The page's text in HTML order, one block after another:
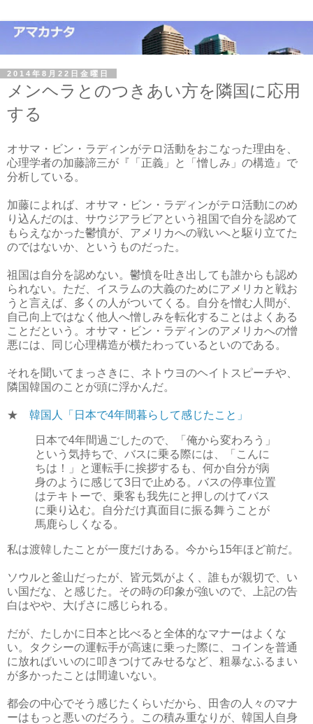
2014年8月22日金曜日
メンヘラとのつきあい方を隣国に応用
する
オサマ・ビン・ラディンがテロ活動をおこなった理由を、
心理学者の加藤諦三が『「正義」と「憎しみ」の構造』で
分析している。
加藤によれば、オサマ・ビン・ラディンがテロ活動にのめ
り込んだのは、サウジアラビアという祖国で自分を認めて
もらえなかった鬱憤が、アメリカへの戦いへと駆り立てた
のではないか、というものだった。
祖国は自分を認めない。鬱憤を吐き出しても誰からも認め
られない。ただ、イスラムの大義のためにアメリカと戦お
うと言えば、多くの人がついてくる。自分を憎む人間が、
自己向上ではなく他人へ憎しみを転化することはよくある
ことだという。オサマ・ビン・ラディンのアメリカへの憎
悪には、同じ心理構造が横たわっているといのである。
それを聞いてまっさきに、ネトウヨのヘイトスピーチや、
隣国韓国のことが頭に浮かんだ。
★ 韓国人「日本で4年間暮らして感じたこと」
日本で4年間過ごしたので、「俺から変わろう」
という気持ちで、バスに乗る際には、「こんに
ちは！」と運転手に挨拶するも、何か自分が病
身のように感じて3日で止める。バスの停車位置
はテキトーで、乗客も我先にと押しのけてバス
に乗り込む。自分だけ真面目に振る舞うことが
馬鹿らしくなる。
私は渡韓したことが一度だけある。今から15年ほど前だ。
ソウルと釜山だったが、皆元気がよく、誰もが親切で、い
い国だな、と感じた。その時の印象が強いので、上記の告
白はやや、大げさに感じられる。
だが、たしかに日本と比べると全体的なマナーはよくな
い。タクシーの運転手が高速に乗った際に、コインを普通
に放ればいいのに叩きつけてみせるなど、粗暴なふるまい
が多かったことは間違いない。
都会の中心でそう感じたくらいだから、田舎の人々のマナ
ーはもっと悪いのだろう。この積み重なりが、韓国人自身